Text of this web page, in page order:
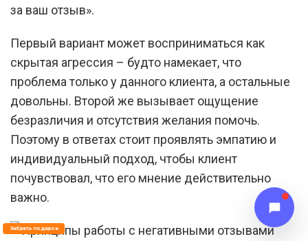
за ваш отзыв».
Первый вариант может восприниматься как
скрытая агрессия – будто намекает, что
проблема только у данного клиента, а остальные
довольны. Второй же вызывает ощущение
безразличия и отсутствия желания помочь.
Поэтому в ответах стоит проявлять эмпатию и
индивидуальный подход, чтобы клиент
почувствовал, что его мнение действительно
важно.
Забрать подарок